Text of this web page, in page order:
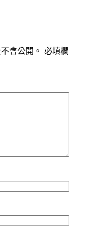
會公開。 必填欄